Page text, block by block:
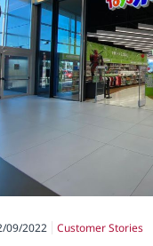
09/2022 Customer Stories